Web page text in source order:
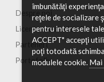
Despre noi
Licente si autorizari
Parteneri
Portofoliu
îmbunătăţi
reţele de socializare
pentru interesele
ACCEPT" accepţi
poţi totodată
modulele cookie. Mai